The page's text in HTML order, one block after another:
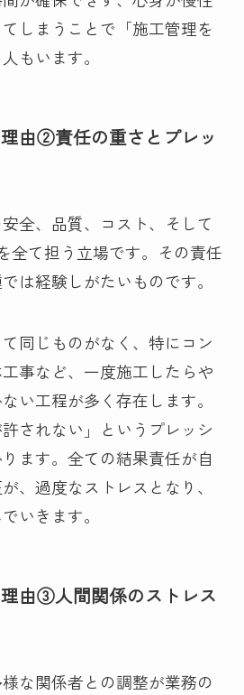
しまうことで「施工管理を
もいます。
由②責任の重さとプレッ
全、品質、コスト、そして
全て担う立場です。その責任
は経験しがたいものです。
同じものがなく、特にコン
事など、一度施工したらや
い工程が多く存在します。
されない」というプレッシ
ます。全ての結果責任が自
、過度なストレスとなり、
いきます。
由③人間関係のストレス
な関係者との調整が業務の